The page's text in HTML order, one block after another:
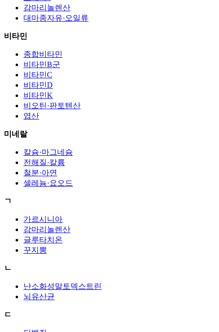
감마리놀렌산
대마종자유·오일류
비타민
종합비타민
비타민B군
비타민C
비타민D
비타민K
비오틴·판토텐산
엽산
미네랄
칼슘·마그네슘
전해질·칼륨
철분·아연
셀레늄·요오드
ㄱ
가르시니아
감마리놀렌산
글루타치온
꾸지뽕
ㄴ
난소화성말토덱스트린
뇌유산균
ㄷ